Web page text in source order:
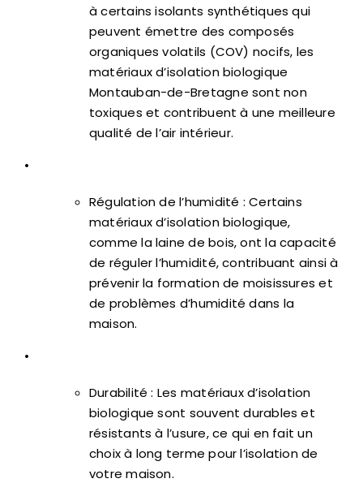
à certains isolants synthétiques qui
peuvent émettre des composés
organiques volatils (COV) nocifs, les
matériaux d’isolation biologique
Montauban-de-Bretagne sont non
toxiques et contribuent à une meilleure
qualité de l’air intérieur.
•
Régulation de l’humidité : Certains
matériaux d’isolation biologique,
comme la laine de bois, ont la capacité
de réguler l’humidité, contribuant ainsi à
prévenir la formation de moisissures et
de problèmes d’humidité dans la
maison.
•
Durabilité : Les matériaux d’isolation
biologique sont souvent durables et
résistants à l’usure, ce qui en fait un
choix à long terme pour l’isolation de
votre maison.